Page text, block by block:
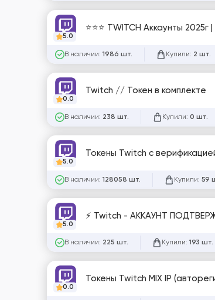
5.0
⭐⭐⭐ TWITCH Аккаунты 2025г |
В наличии: 1986 шт. Купили: 2 шт.
0.0
Twitch // Токен в комплекте
В наличии: 238 шт. Купили: 0 шт.
5.0
Токены Twitch с
В наличии: 128058 шт. Купили: 59
5.0
⚡ Twitch - АККАУНТ
В наличии: 225 шт. Купили: 193 шт.
0.0
Токены Twitch MIX IP